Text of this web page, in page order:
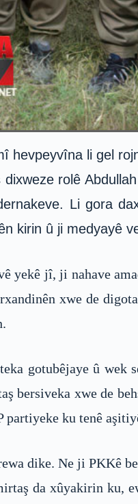
hevpeyvîna li gel
rolê
Li gora
kirin û ji medyayê
yekê jî, ji nahave
xwe de
gotubêjaye û wek
bersiveka xwe de
ku tenê
dike. Ne ji PKKê
da xûyakirin ku,